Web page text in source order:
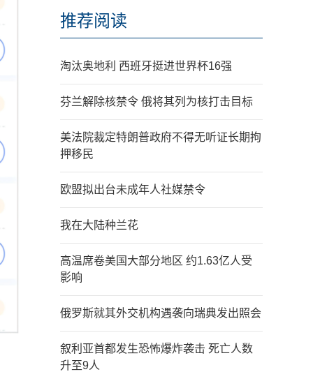
推荐阅读
淘汰奥地利 西班牙挺进世界杯16强
芬兰解除核禁令 俄将其列为核打击目标
美法院裁定特朗普政府不得无听证长期拘
押移民
欧盟拟出台未成年人社媒禁令
我在大陆种兰花
高温席卷美国大部分地区 约1.63亿人受
影响
俄罗斯就其外交机构遇袭向瑞典发出照会
叙利亚首都发生恐怖爆炸袭击 死亡人数
升至9人